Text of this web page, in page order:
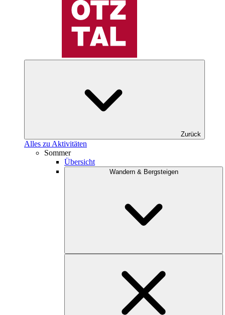
Zurück
Alles zu Aktivitäten
Sommer
Übersicht
Wandern & Bergsteigen